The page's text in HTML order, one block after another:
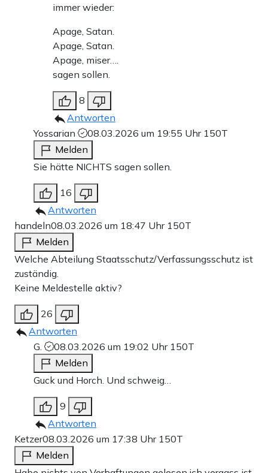
immer wieder:
Apage, Satan.
Apage, Satan.
Apage, miser….
sagen sollen.
8
Antworten
Yossarian
08.03.2026 um 19:55 Uhr 150T
Melden
Sie hätte NICHTS sagen sollen.
16
Antworten
handeln08.03.2026 um 18:47 Uhr 150T
Melden
Welche Abteilung Staatsschutz/Verfassungsschutz ist
zuständig.
Keine Meldestelle aktiv?
26
Antworten
G.
08.03.2026 um 19:02 Uhr 150T
Melden
Guck und Horch. Und schweig…
9
Antworten
Ketzer08.03.2026 um 17:38 Uhr 150T
Melden